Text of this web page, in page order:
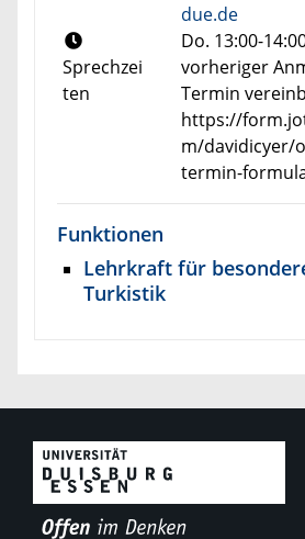
due.de
Sprechzei
ten
Do. 13:00-
vorheriger
Termin
https://
m/davidicyer/
termin-
Funktionen
Lehrkraft für
Turkistik